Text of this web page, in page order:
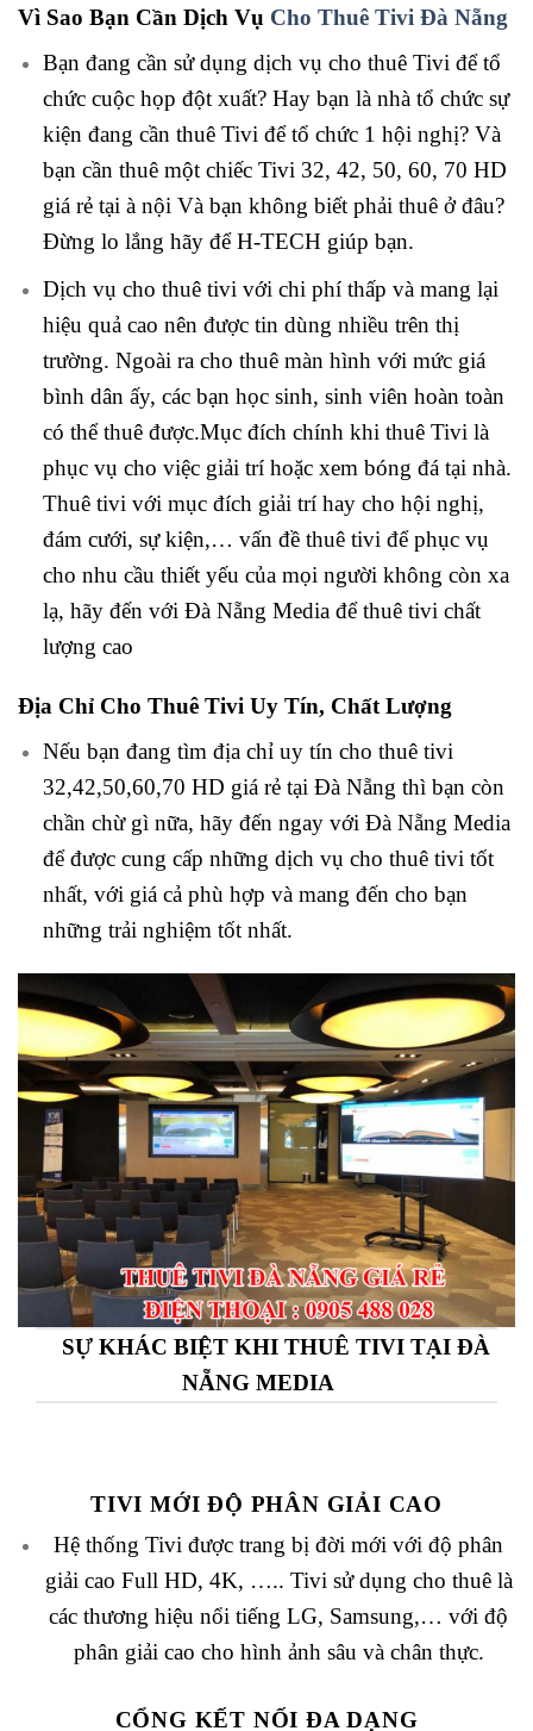
Vì Sao Bạn Cần Dịch Vụ Cho Thuê Tivi Đà Nẵng
Bạn đang cần sử dụng dịch vụ cho thuê Tivi để tổ
chức cuộc họp đột xuất? Hay bạn là nhà tổ chức sự
kiện đang cần thuê Tivi để tổ chức 1 hội nghị? Và
bạn cần thuê một chiếc Tivi 32, 42, 50, 60, 70 HD
giá rẻ tại à nội Và bạn không biết phải thuê ở đâu?
Đừng lo lắng hãy để H-TECH giúp bạn.
Dịch vụ cho thuê tivi với chi phí thấp và mang lại
hiệu quả cao nên được tin dùng nhiều trên thị
trường. Ngoài ra cho thuê màn hình với mức giá
bình dân ấy, các bạn học sinh, sinh viên hoàn toàn
có thể thuê được.Mục đích chính khi thuê Tivi là
phục vụ cho việc giải trí hoặc xem bóng đá tại nhà.
Thuê tivi với mục đích giải trí hay cho hội nghị,
đám cưới, sự kiện,… vấn đề thuê tivi để phục vụ
cho nhu cầu thiết yếu của mọi người không còn xa
lạ, hãy đến với Đà Nẵng Media để thuê tivi chất
lượng cao
Địa Chỉ Cho Thuê Tivi Uy Tín, Chất Lượng
Nếu bạn đang tìm địa chỉ uy tín cho thuê tivi
32,42,50,60,70 HD giá rẻ tại Đà Nẵng thì bạn còn
chần chừ gì nữa, hãy đến ngay với Đà Nẵng Media
để được cung cấp những dịch vụ cho thuê tivi tốt
nhất, với giá cả phù hợp và mang đến cho bạn
những trải nghiệm tốt nhất.
SỰ KHÁC BIỆT KHI THUÊ TIVI TẠI ĐÀ
NẴNG MEDIA
TIVI MỚI ĐỘ PHÂN GIẢI CAO
Hệ thống Tivi được trang bị đời mới với độ phân
giải cao Full HD, 4K, ….. Tivi sử dụng cho thuê là
các thương hiệu nổi tiếng LG, Samsung,… với độ
phân giải cao cho hình ảnh sâu và chân thực.
CỔNG KẾT NỐI ĐA DẠNG